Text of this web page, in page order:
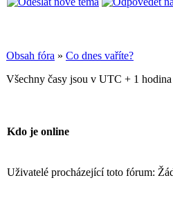
Obsah fóra » Co dnes vaříte?
Všechny časy jsou v UTC + 1
Kdo je online
Uživatelé procházející toto fórum: